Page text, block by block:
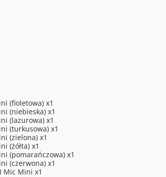
(fioletowa) x1
(niebieska) x1
(lazurowa) x1
(turkusowa) x1
(zielona) x1
(żółta) x1
(pomarańczowa) x1
(czerwona) x1
Mic Mini x1